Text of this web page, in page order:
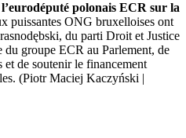
polonais ECR sur la
puissantes ONG bruxelloises ont
du parti Droit et Justice
groupe ECR au Parlement, de
de soutenir le financement
(Piotr Maciej Kaczyński |